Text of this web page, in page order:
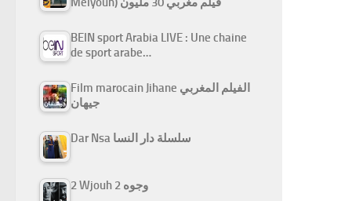
BEIN sport Arabia LIVE : Une chaine
de sport arabe…
Film marocain Jihane الفيلم المغربي
جيهان
Dar Nsa سلسلة دار النسا
2 Wjouh 2 وجوه